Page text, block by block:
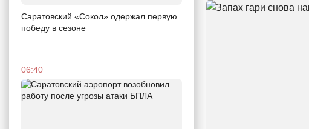
Саратовский «Сокол» одержал первую
победу в сезоне
06:40